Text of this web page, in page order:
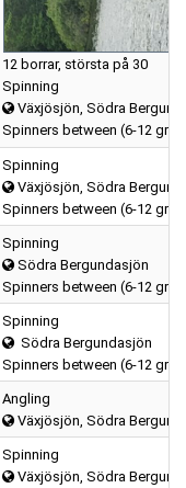
12 borrar, största på 30
Spinning
Växjösjön, Södra
Spinners between (6-12
Spinning
Växjösjön, Södra
Spinners between (6-12
Spinning
Södra Bergundasjön
Spinners between (6-12
Spinning
Södra Bergundasjön
Spinners between (6-12
Angling
Växjösjön, Södra
Spinning
Växjösjön, Södra